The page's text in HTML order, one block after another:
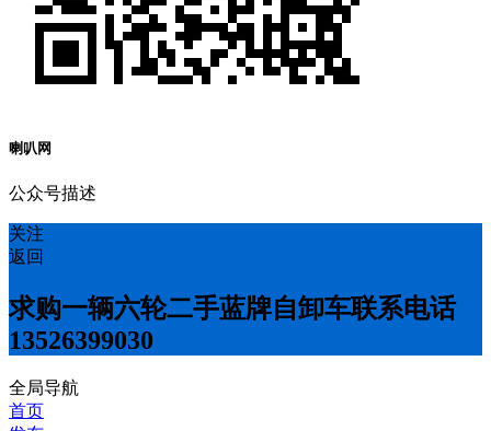
喇叭网
公众号描述
关注
返回
求购一辆六轮二手蓝牌自卸车联系电话
13526399030
全局导航
首页